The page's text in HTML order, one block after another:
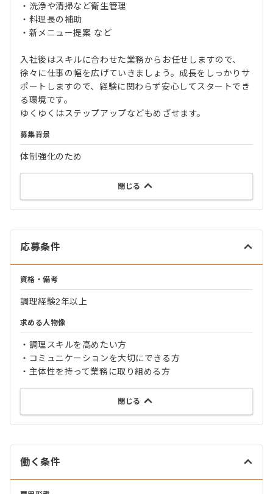
・洗浄や清掃など衛生管理
・料理長の補助
・新メニュー提案 など
入社後はスキルに合わせた業務からお任せしますので、
徐々に仕事の幅を広げていきましょう。成長をしっかりサ
ポートしますので、経験に関わらず安心してスタートでき
る環境です。
ゆくゆくはステップアップなどもめざせます。
募集背景
体制強化のため
閉じる
応募条件
資格・備考
調理経験2年以上
求める人物像
・調理スキルを高めたい方
・コミュニケーションを大切にできる方
・主体性を持って業務に取り組める方
閉じる
働く条件